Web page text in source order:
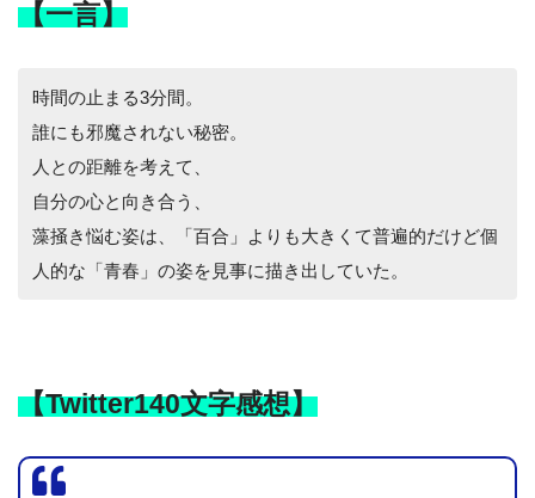
【一言】
時間の止まる3分間。
誰にも邪魔されない秘密。
人との距離を考えて、
自分の心と向き合う、
藻掻き悩む姿は、「百合」よりも大きくて普遍的だけど個
人的な「青春」の姿を見事に描き出していた。
【Twitter140文字感想】